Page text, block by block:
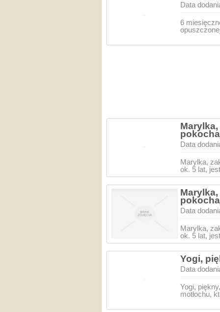
Data
6
Data
Marylka,
ok. 5 lat,
Data
Marylka,
ok. 5 lat,
Yogi,
Data
Yogi,
motłochu,